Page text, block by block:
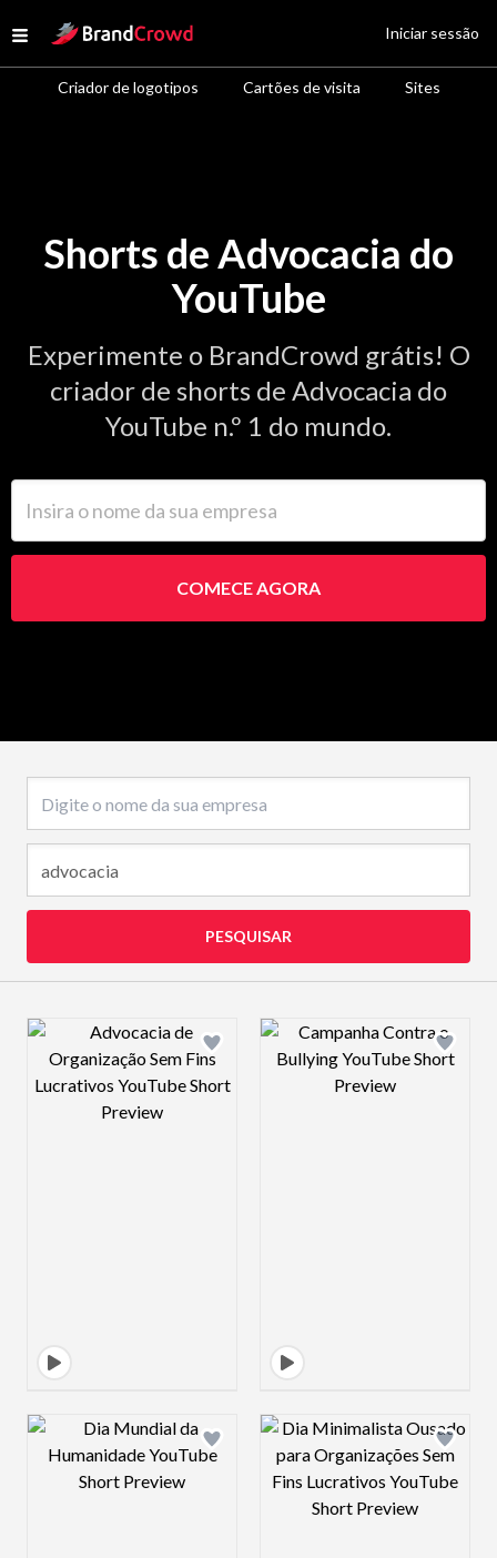
Open menu
Site Logo
Criador de logotipos Cartões de visita Sites
Iniciar sessão
Shorts de Advocacia do
YouTube
Experimente o BrandCrowd grátis! O
criador de shorts de Advocacia do
YouTube n.º 1 do mundo.
COMECE AGORA
PESQUISAR
Design preview image Design preview
Design preview image Design preview